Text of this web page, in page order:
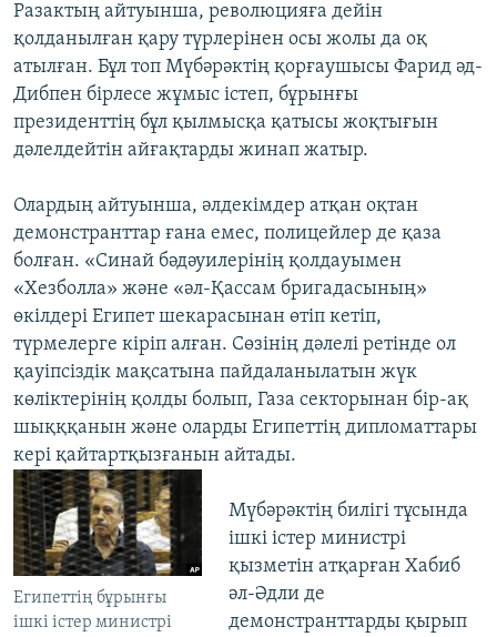
Разактың айтуынша, революцияға дейін
қолданылған қару түрлерінен осы жолы да оқ
атылған. Бұл топ Мүбәрәктің қорғаушысы Фарид әд-
Дибпен бірлесе жұмыс істеп, бұрынғы
президенттің бұл қылмысқа қатысы жоқтығын
дәлелдейтін айғақтарды жинап жатыр.
Олардың айтуынша, әлдекімдер атқан оқтан
демонстранттар ғана емес, полицейлер де қаза
болған. «Синай бәдәуилерінің қолдауымен
«Хезболла» және «әл-Қассам бригадасының»
өкілдері Египет шекарасынан өтіп кетіп,
түрмелерге кіріп алған. Сөзінің дәлелі ретінде ол
қауіпсіздік мақсатына пайдаланылатын жүк
көліктерінің қолды болып, Газа секторынан бір-ақ
шықққанын және оларды Египеттің дипломаттары
кері қайтартқызғанын айтады.
Египеттің бұрынғы
ішкі істер министрі
Мүбәрәктің билігі тұсында
ішкі істер министрі
қызметін атқарған Хабиб
әл-Әдли де
демонстранттарды қырып